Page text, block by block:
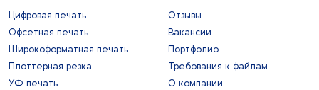
Цифровая печать
Офсетная печать
Широкоформатная печать
Плоттерная резка
УФ печать
Отзывы
Вакансии
Портфолио
Требования к файлам
О компании